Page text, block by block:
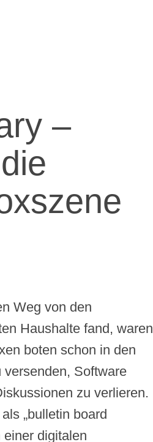
–
Weg von den
Haushalte fand, waren
boten schon in den
Software
zu verlieren.
„bulletin board
digitalen